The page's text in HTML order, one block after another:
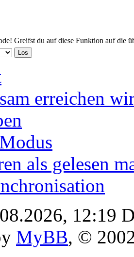
Greifst du auf diese Funktion auf die
erreichen
als gelesen
12:19
MyBB, ©